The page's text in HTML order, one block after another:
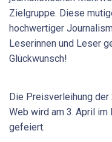
Zielgruppe. Diese
hochwertiger
Leserinnen und Leser
Glückwunsch!
Die Preisverleihung
Web wird am 3. April im
gefeiert.